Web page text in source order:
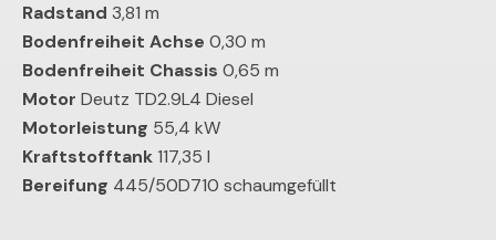
Radstand 3,81 m
Bodenfreiheit Achse 0,30 m
Bodenfreiheit Chassis 0,65 m
Motor Deutz TD2.9L4 Diesel
Motorleistung 55,4 kW
Kraftstofftank117,35 l
Bereifung 445/50D710 schaumgefüllt